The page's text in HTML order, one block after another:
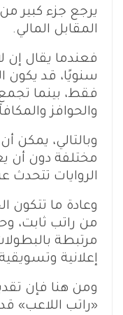
يرجع جزء كبير
المقابل المالي.
فعندما يقال
سنويًا، قد يكون
فقط، بينما تجمع
والحوافز
وبالتالي، يمكن
مختلفة دون أن
الروايات تتحدث
وعادة ما تتكون
من راتب ثابت،
مرتبطة
إعلانية
ومن هنا فإن
«راتب اللاعب»